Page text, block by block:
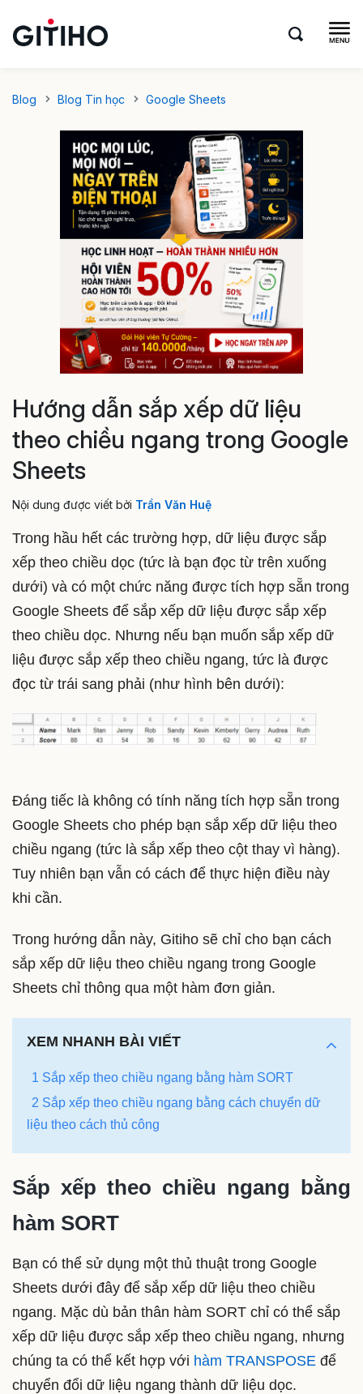
Blog Blog Tin học Google Sheets
Hướng dẫn sắp xếp dữ liệu
theo chiều ngang trong Google
Sheets
Nội dung được viết bởi Trần Văn Huệ
Trong hầu hết các trường hợp, dữ liệu được sắp
xếp theo chiều dọc (tức là bạn đọc từ trên xuống
dưới) và có một chức năng được tích hợp sẵn trong
Google Sheets để sắp xếp dữ liệu được sắp xếp
theo chiều dọc. Nhưng nếu bạn muốn sắp xếp dữ
liệu được sắp xếp theo chiều ngang, tức là được
đọc từ trái sang phải (như hình bên dưới):
Đáng tiếc là không có tính năng tích hợp sẵn trong
Google Sheets cho phép bạn sắp xếp dữ liệu theo
chiều ngang (tức là sắp xếp theo cột thay vì hàng).
Tuy nhiên bạn vẫn có cách để thực hiện điều này
khi cần.
Trong hướng dẫn này, Gitiho sẽ chỉ cho bạn cách
sắp xếp dữ liệu theo chiều ngang trong Google
Sheets chỉ thông qua một hàm đơn giản.
XEM NHANH BÀI VIẾT
1 Sắp xếp theo chiều ngang bằng hàm SORT
2 Sắp xếp theo chiều ngang bằng cách chuyển dữ
liệu theo cách thủ công
Sắp xếp theo chiều ngang bằng
hàm SORT
Bạn có thể sử dụng một thủ thuật trong Google
Sheets dưới đây để sắp xếp dữ liệu theo chiều
ngang. Mặc dù bản thân hàm SORT chỉ có thể sắp
xếp dữ liệu được sắp xếp theo chiều ngang, nhưng
chúng ta có thể kết hợp với hàm TRANSPOSE để
chuyển đổi dữ liệu ngang thành dữ liệu dọc.